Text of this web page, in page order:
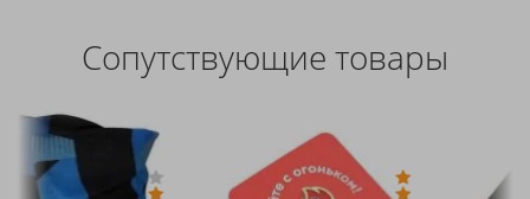
Сопутствующие товары